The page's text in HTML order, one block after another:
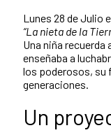
Lunes 28 de Julio
“La nieta de la
Una niña recuerda
enseñaba a
los poderosos, su
generaciones.
Un